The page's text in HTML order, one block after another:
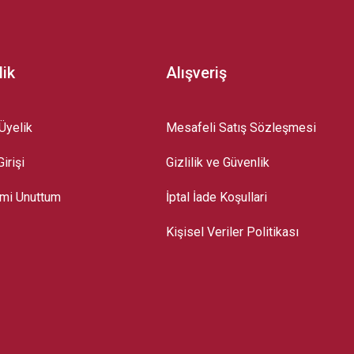
Unuttum
Alışveriş
Mesafeli Satış Sözleşmesi
Gizlilik ve Güvenlik
İptal İade Koşullari
Kişisel Veriler Politikası